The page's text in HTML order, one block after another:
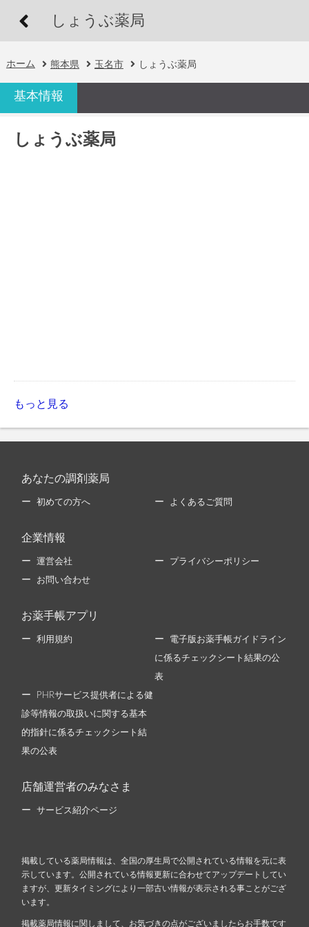
しょうぶ薬局
ホーム 熊本県 玉名市 しょうぶ薬局
基本情報
しょうぶ薬局
もっと見る
あなたの調剤薬局
初めての方へ よくあるご質問
企業情報
運営会社 プライバシーポリシー
お問い合わせ
お薬手帳アプリ
利用規約 電子版お薬手帳ガイドライン
に係るチェックシート結果の公
表
PHRサービス提供者による健
診等情報の取扱いに関する基本
的指針に係るチェックシート結
果の公表
店舗運営者のみなさま
サービス紹介ページ
掲載している薬局情報は、全国の厚生局で公開されている情報を元に表
示しています。公開されている情報更新に合わせてアップデートしてい
ますが、更新タイミングにより一部古い情報が表示される事ことがござ
います。
掲載薬局情報に関しまして、お気づきの点がございましたらお手数です